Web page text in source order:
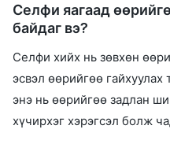
Селфи яагаад
байдаг вэ?
Селфи хийх нь зөвхөн
эсвэл өөрийгөө
энэ нь өөрийгөө задлан
хүчирхэг хэрэгсэл болж